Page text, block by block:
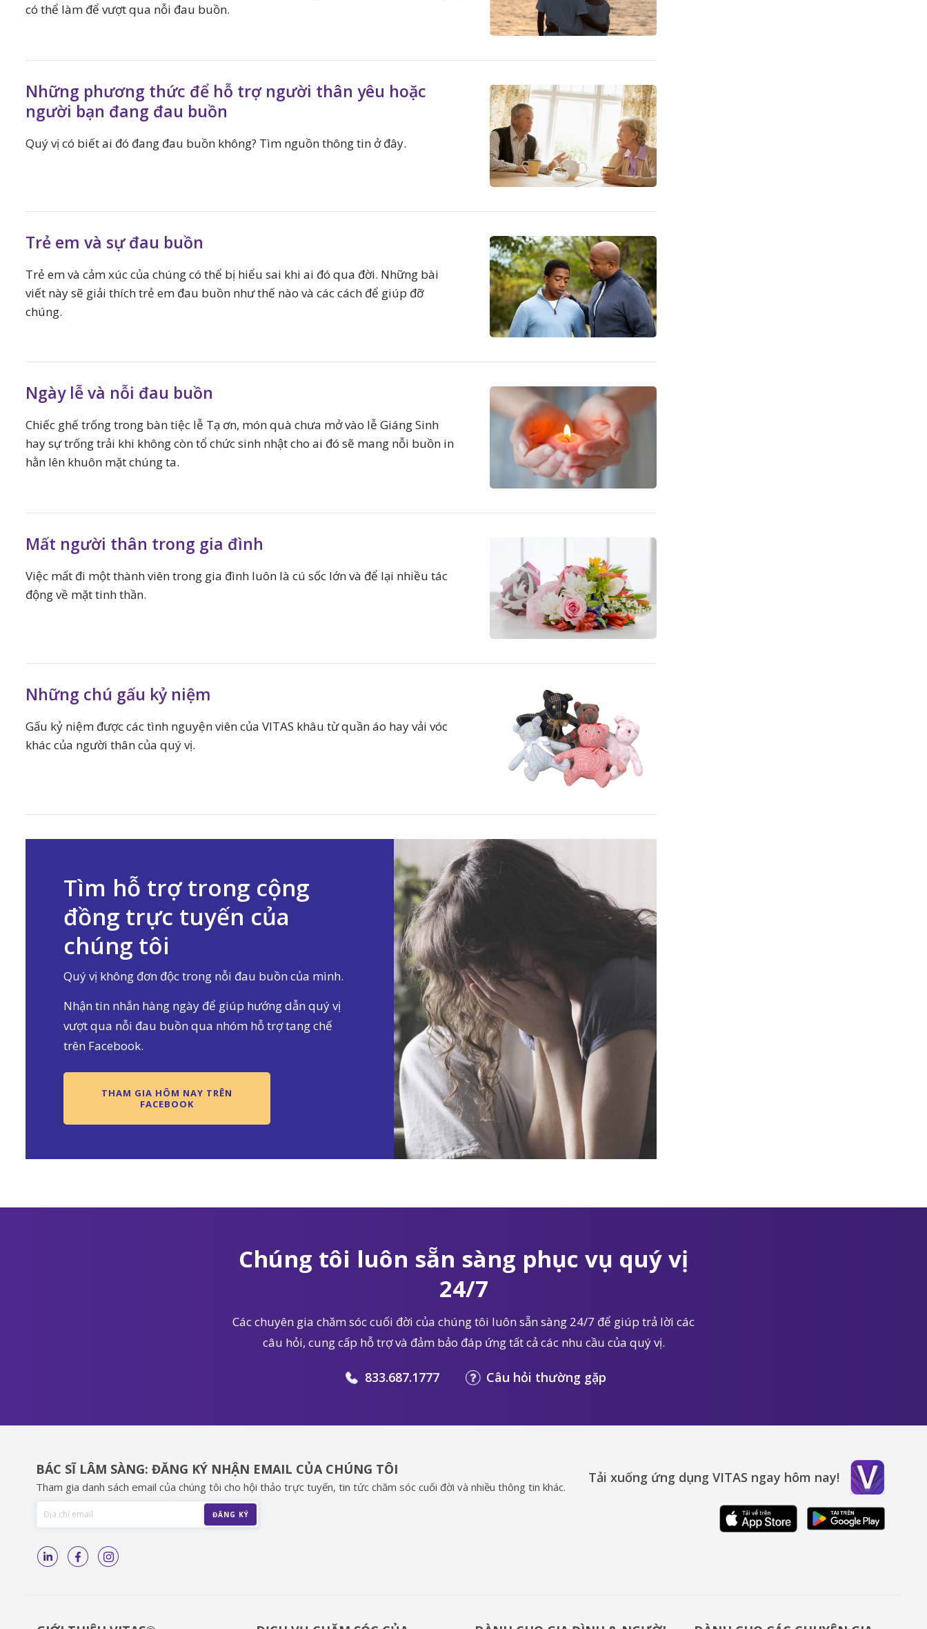
có thể làm để vượt qua nỗi đau buồn.
Những phương thức để hỗ trợ người thân yêu hoặc
người bạn đang đau buồn
Quý vị có biết ai đó đang đau buồn không? Tìm nguồn thông tin ở đây.
Trẻ em và sự đau buồn
Trẻ em và cảm xúc của chúng có thể bị hiểu sai khi ai đó qua đời. Những bài
viết này sẽ giải thích trẻ em đau buồn như thế nào và các cách để giúp đỡ
chúng.
Ngày lễ và nỗi đau buồn
Chiếc ghế trống trong bàn tiệc lễ Tạ ơn, món quà chưa mở vào lễ Giáng Sinh
hay sự trống trải khi không còn tổ chức sinh nhật cho ai đó sẽ mang nỗi buồn in
hằn lên khuôn mặt chúng ta.
Mất người thân trong gia đình
Việc mất đi một thành viên trong gia đình luôn là cú sốc lớn và để lại nhiều tác
động về mặt tinh thần.
Những chú gấu kỷ niệm
Gấu kỷ niệm được các tình nguyện viên của VITAS khâu từ quần áo hay vải vóc
khác của người thân của quý vị.
Tìm hỗ trợ trong cộng
đồng trực tuyến của
chúng tôi
Quý vị không đơn độc trong nỗi đau buồn của mình.
Nhận tin nhắn hàng ngày để giúp hướng dẫn quý vị
vượt qua nỗi đau buồn qua nhóm hỗ trợ tang chế
trên Facebook.
THAM GIA HÔM NAY TRÊN
FACEBOOK
Chúng tôi luôn sẵn sàng phục vụ quý vị
24/7
Các chuyên gia chăm sóc cuối đời của chúng tôi luôn sẵn sàng 24/7 để giúp trả lời các
câu hỏi, cung cấp hỗ trợ và đảm bảo đáp ứng tất cả các nhu cầu của quý vị.
833.687.1777 Câu hỏi thường gặp
BÁC SĨ LÂM SÀNG: ĐĂNG KÝ NHẬN EMAIL CỦA CHÚNG TÔI
Tham gia danh sách email của chúng tôi cho hội thảo trực tuyến, tin tức chăm sóc cuối đời và nhiều thông tin khác.
Tải xuống ứng dụng VITAS ngay hôm nay!